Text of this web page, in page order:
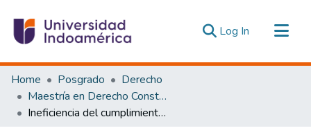
Log In (current)
Communities & Collections
All of DSpace
Statistics
Home Posgrado
Derecho
Maestría en Derecho Constitucional con Mención en Derecho Constitucional
Ineficiencia del cumplimiento de las medidas de reparación emitidas a favor de la Naturaleza. Análisis de la Sentencia No. 012-18-SIS-CC de la Corte Constitucional del Ecuador